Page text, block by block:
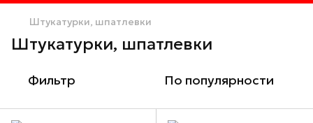
Штукатурки, шпатлевки
Штукатурки, шпатлевки
Фильтр По популярности